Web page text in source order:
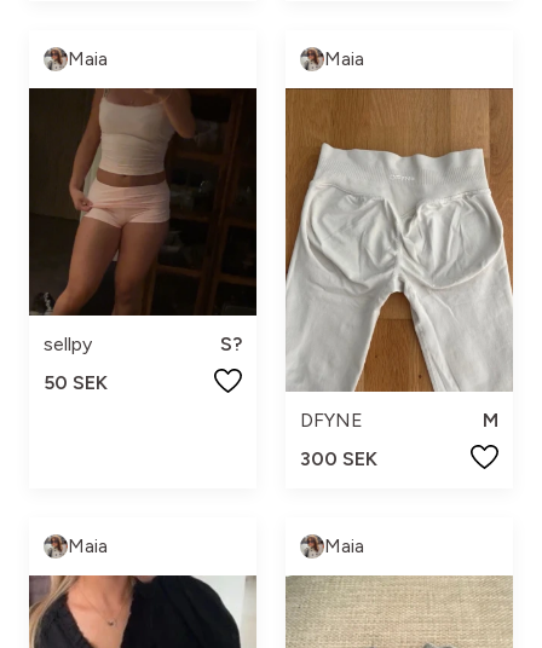
Maia
sellpy
S?
50 SEK
Maia
DFYNE
M
300 SEK
Maia Maia